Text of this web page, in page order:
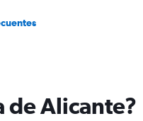
de Alicante?